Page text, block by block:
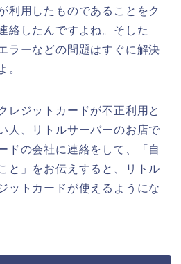
利用したものであることをク
絡したんですよね。そした
ラーなどの問題はすぐに解決
。
レジットカードが不正利用と
人、リトルサーバーのお店で
ドの会社に連絡をして、「自
と」をお伝えすると、リトル
ットカードが使えるようにな